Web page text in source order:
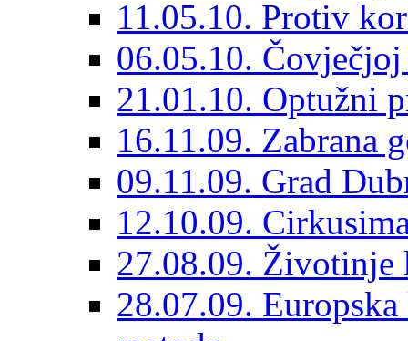
11.05.10. Protiv
06.05.10.
21.01.10. Optužni
16.11.09. Zabrana
09.11.09. Grad
12.10.09.
27.08.09. Životinje
28.07.09.